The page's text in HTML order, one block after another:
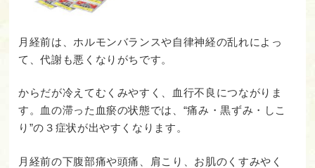
月経前は、ホルモンバランスや自律神経の乱れによっ
て、代謝も悪くなりがちです。
からだが冷えてむくみやすく、血行不良につながりま
す。血の滞った血瘀の状態では、“痛み・黒ずみ・しこ
り”の３症状が出やすくなります。
月経前の下腹部痛や頭痛、肩こり、お肌のくすみやく